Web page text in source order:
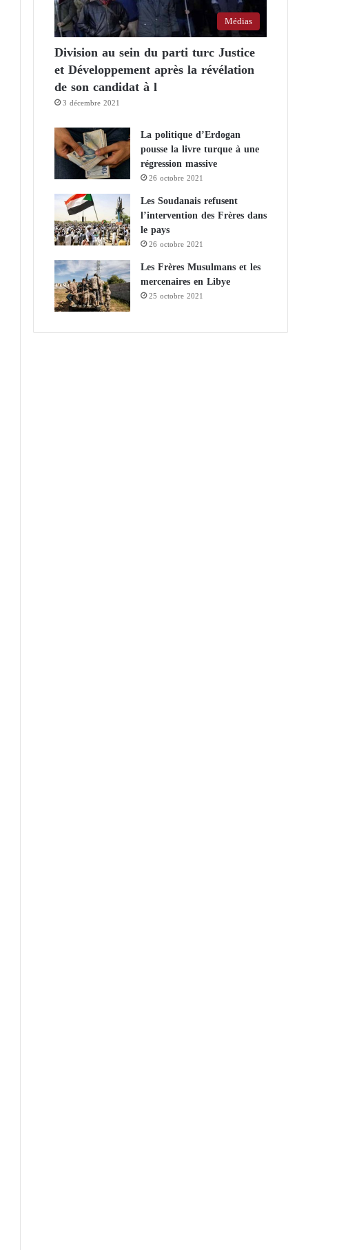
Médias
Division au sein du parti turc Justice
et Développement après la révélation
de son candidat à l
3 décembre 2021
La politique d’Erdogan
pousse la livre turque à une
régression massive
26 octobre 2021
Les Soudanais refusent
l’intervention des Frères dans
le pays
26 octobre 2021
Les Frères Musulmans et les
mercenaires en Libye
25 octobre 2021